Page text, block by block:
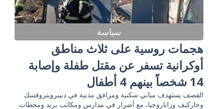
سياسة
هجمات روسية على ثلاث مناطق
أوكرانية تسفر عن مقتل طفلة وإصابة
14 شخصاً بينهم 4 أطفال
القصف يستهدف مباني سكنية ومرافق مدنية في دنيبروبتروفسك
وخاركيف وزاباروجيا، مع أضرار في مدارس ومكاتب بريد ومحطات